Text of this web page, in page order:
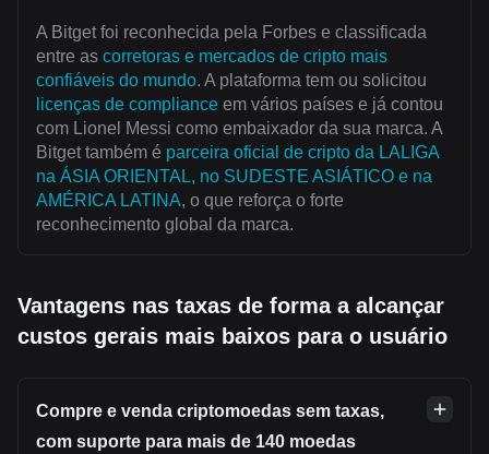
A Bitget foi reconhecida pela Forbes e classificada
entre as corretoras e mercados de cripto mais
confiáveis do mundo. A plataforma tem ou solicitou
licenças de compliance em vários países e já contou
com Lionel Messi como embaixador da sua marca. A
Bitget também é parceira oficial de cripto da LALIGA
na ÁSIA ORIENTAL, no SUDESTE ASIÁTICO e na
AMÉRICA LATINA, o que reforça o forte
reconhecimento global da marca.
Vantagens nas taxas de forma a alcançar
custos gerais mais baixos para o usuário
Compre e venda criptomoedas sem taxas,
com suporte para mais de 140 moedas